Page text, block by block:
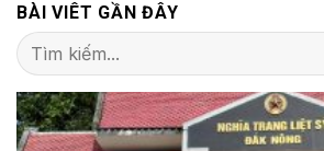
BÀI VIÊT GẦN ĐÂY